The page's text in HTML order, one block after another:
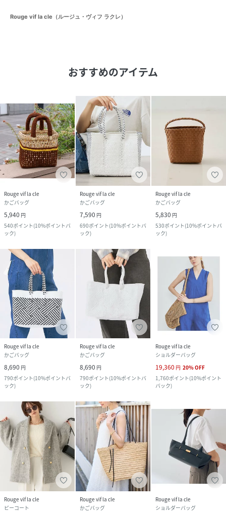
Rouge vif la cle（ルージュ・ヴィフ ラクレ）
おすすめのアイテム
Rouge vif la cle
かごバッグ
5,940 円
540ポイント(10%ポイントバ
ック)
Rouge vif la cle
かごバッグ
7,590 円
690ポイント(10%ポイントバ
ック)
Rouge vif la cle
かごバッグ
5,830 円
530ポイント(10%ポイントバ
ック)
Rouge vif la cle
かごバッグ
8,690 円
790ポイント(10%ポイントバ
ック)
Rouge vif la cle
かごバッグ
8,690 円
790ポイント(10%ポイントバ
ック)
Rouge vif la cle
ショルダーバッグ
19,360 円 20%OFF
1,760ポイント(10%ポイント
バック)
Rouge vif la cle
ピーコート
Rouge vif la cle
かごバッグ
Rouge vif la cle
ショルダーバッグ